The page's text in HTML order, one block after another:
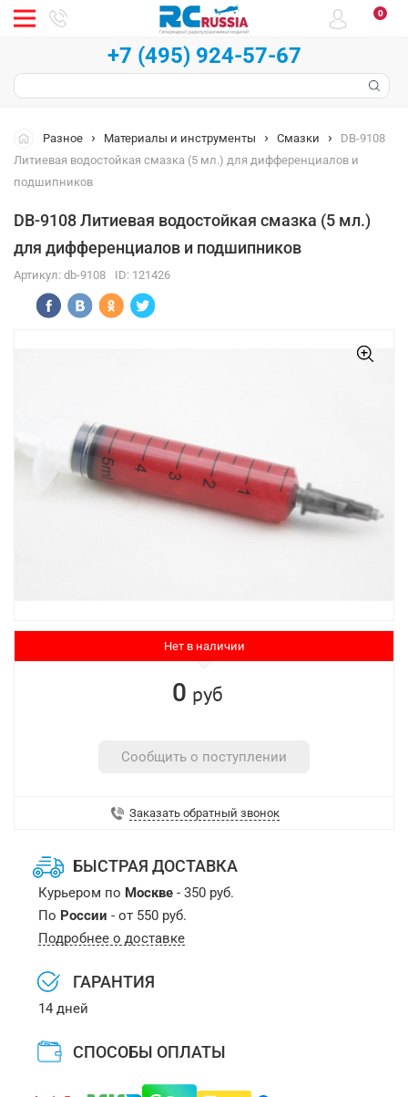
0
+7 (495) 924-57-67
Разное Материалы и инструменты Смазки
DB-9108
Литиевая водостойкая смазка (5 мл.) для дифференциалов и
подшипников
DB-9108 Литиевая водостойкая смазка (5 мл.)
для дифференциалов и подшипников
Артикул: db-9108 ID: 121426
Нет в наличии
0 руб
Сообщить о поступлении
Заказать обратный звонок
БЫСТРАЯ ДОСТАВКА
Курьером по Москве- 350 руб.
По России - от 550 руб.
Подробнее о доставке
ГАРАНТИЯ
14 дней
СПОСОБЫ ОПЛАТЫ